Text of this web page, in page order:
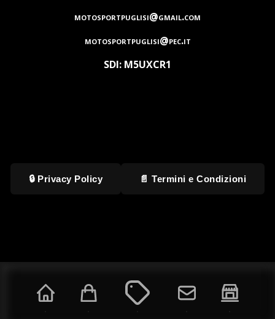
motosportpuglisi@gmail.com
motosportpuglisi@pec.it
SDI: M5UXCR1
🔒 Privacy Policy 📄 Termini e Condizioni